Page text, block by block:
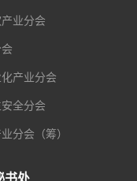
业分会
产业分会
全分会
分会（筹）
书处